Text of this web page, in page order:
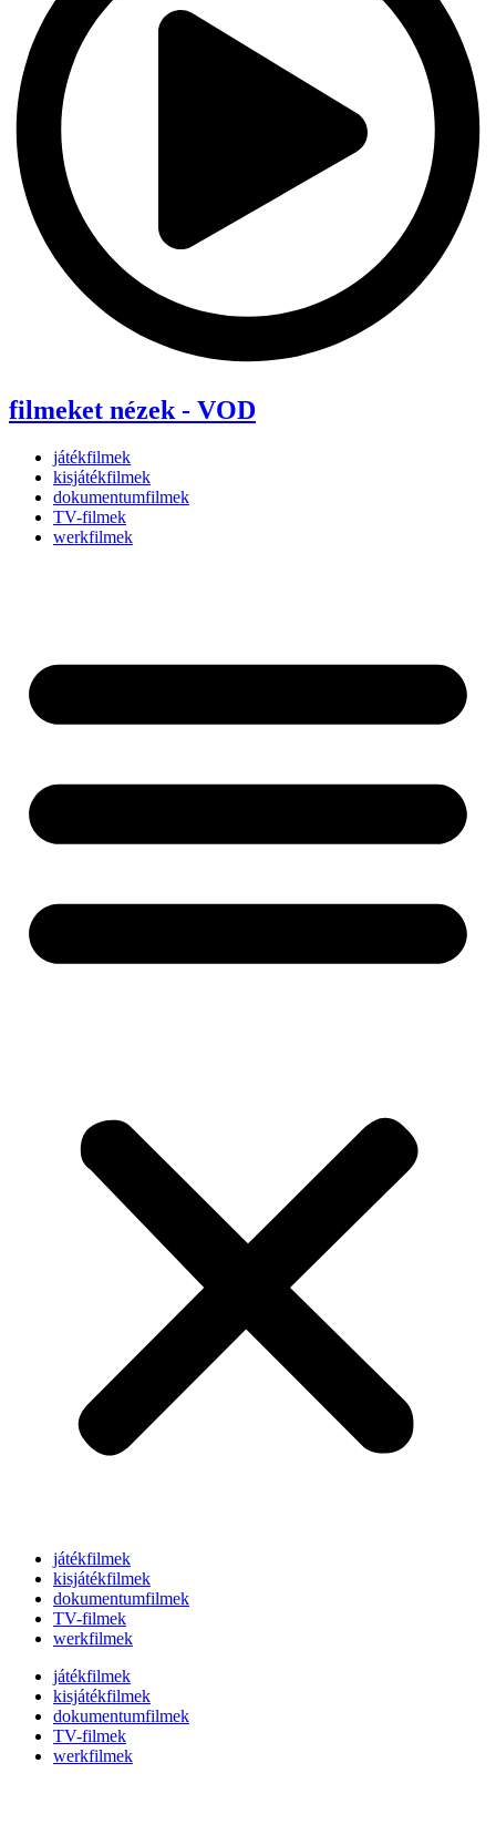
filmeket nézek - VOD
játékfilmek
kisjátékfilmek
dokumentumfilmek
TV-filmek
werkfilmek
játékfilmek
kisjátékfilmek
dokumentumfilmek
TV-filmek
werkfilmek
játékfilmek
kisjátékfilmek
dokumentumfilmek
TV-filmek
werkfilmek